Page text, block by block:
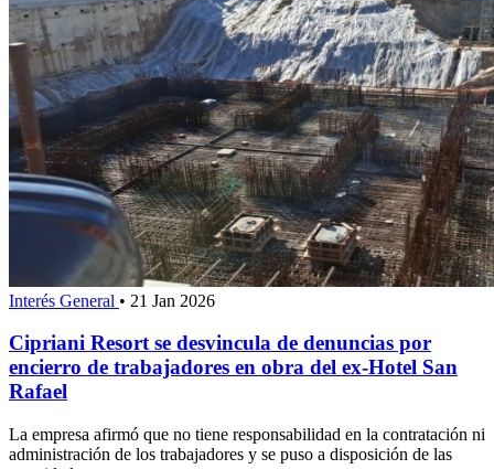
Interés General • 21 Jan 2026
Cipriani Resort se desvincula de denuncias por
encierro de trabajadores en obra del ex-Hotel San
Rafael
La empresa afirmó que no tiene responsabilidad en la contratación ni
administración de los trabajadores y se puso a disposición de las